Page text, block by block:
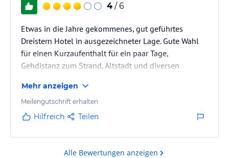
4 / 6
Etwas in die Jahre gekommenes, gut geführtes
Dreistern Hotel in ausgezeichneter Lage. Gute Wahl
für einen Kurzaufenthalt für ein paar Tage,
Gehdistanz zum Strand, Altstadt und diversen
Kindheitserinnerungen an die Siebziger und
Achtziger Jahre. Die Crew am Checkin ist Weltklasse
wenn es darum geht Reservierungen in guten
Tipps. Frühstück nimmt man am netten dreieckigen
Platz ein. Fahrradverleih ist inkludiert, Parkplatz für
Mehr anzeigen
Meilengutschrift erhalten
Hilfreich Teilen
Alle Bewertungen anzeigen